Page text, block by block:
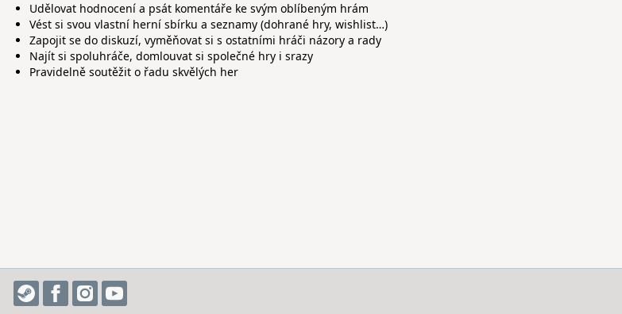
Udělovat hodnocení a psát komentáře ke svým oblíbeným hrám
Vést si svou vlastní herní sbírku a seznamy (dohrané hry, wishlist…)
Zapojit se do diskuzí, vyměňovat si s ostatními hráči názory a rady
Najít si spoluhráče, domlouvat si společné hry i srazy
Pravidelně soutěžit o řadu skvělých her